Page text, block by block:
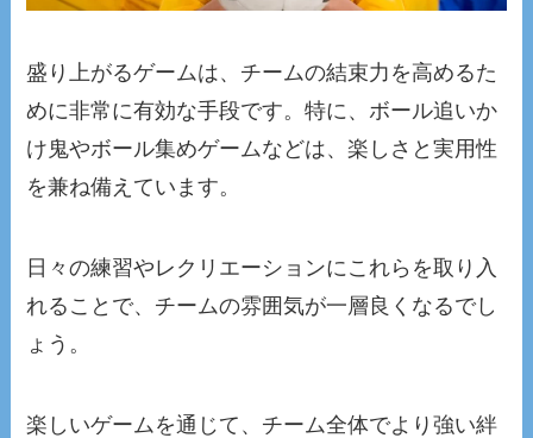
盛り上がるゲームは、チームの結束力を高めるた
めに非常に有効な手段です。特に、ボール追いか
け鬼やボール集めゲームなどは、楽しさと実用性
を兼ね備えています。
日々の練習やレクリエーションにこれらを取り入
れることで、チームの雰囲気が一層良くなるでし
ょう。
楽しいゲームを通じて、チーム全体でより強い絆